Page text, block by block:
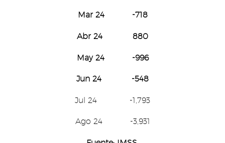
Mar 24 -718
Abr 24 880
May 24 -996
Jun 24 -548
Jul 24 -1,793
Ago 24 -3,931